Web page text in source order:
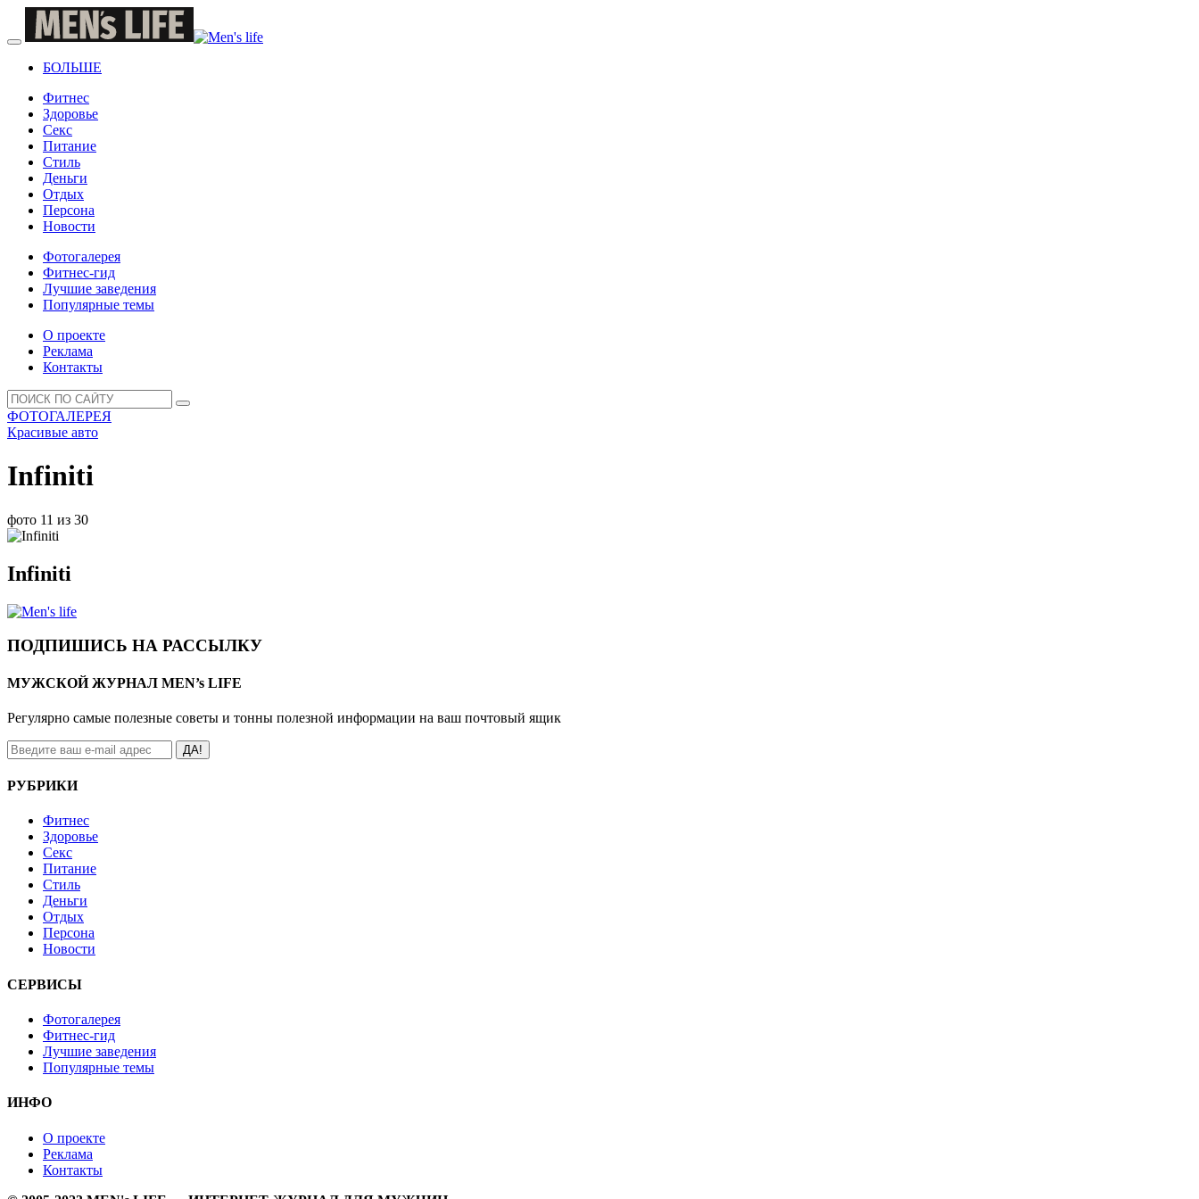
БОЛЬШЕ
Фитнес
Здоровье
Секс
Питание
Стиль
Деньги
Отдых
Персона
Новости
Фотогалерея
Фитнес-гид
Лучшие заведения
Популярные темы
О проекте
Реклама
Контакты
ФОТОГАЛЕРЕЯ
Красивые авто
Infiniti
фото 11 из 30
Infiniti
ПОДПИШИСЬ НА РАССЫЛКУ
МУЖСКОЙ ЖУРНАЛ MEN’s LIFE
Регулярно самые полезные советы и тонны полезной информации на ваш почтовый ящик
ДА!
РУБРИКИ
Фитнес
Здоровье
Секс
Питание
Стиль
Деньги
Отдых
Персона
Новости
СЕРВИСЫ
Фотогалерея
Фитнес-гид
Лучшие заведения
Популярные темы
ИНФО
О проекте
Реклама
Контакты